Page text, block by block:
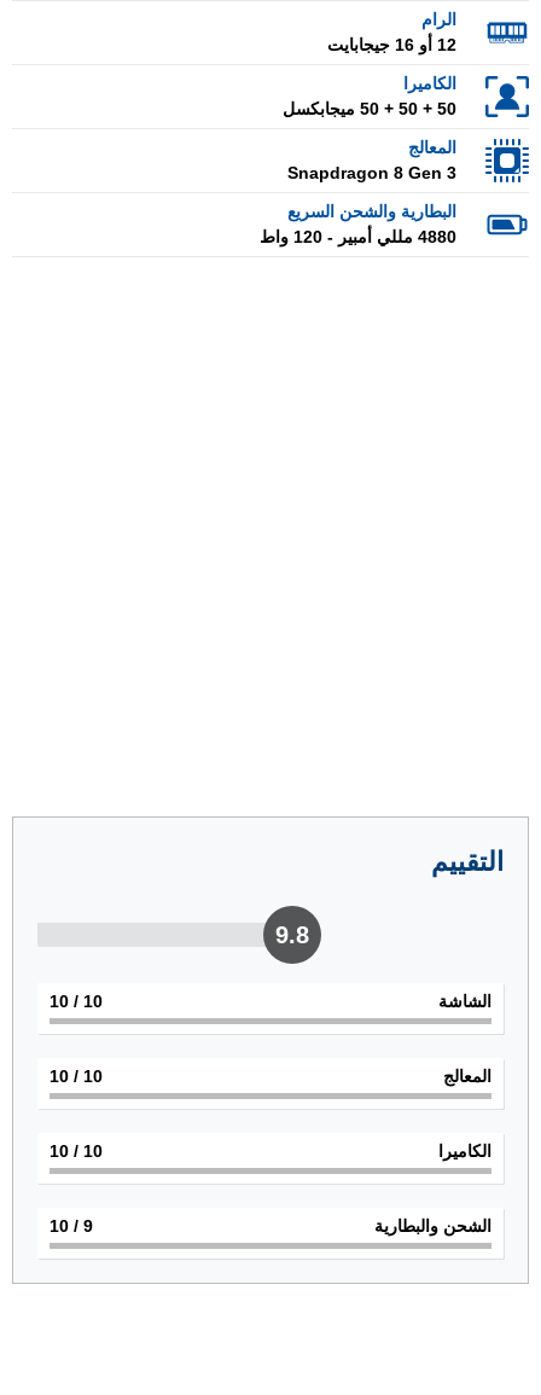
الرام
12 أو 16 جيجابايت
الكاميرا
50 + 50 + 50 ميجابكسل
المعالج
Snapdragon 8 Gen 3
البطارية والشحن السريع
4880 مللي أمبير - 120 واط
التقييم
9.8
الشاشة 10
/ 10
المعالج 10
/ 10
الكاميرا 10
/ 10
الشحن والبطارية 9
/ 10